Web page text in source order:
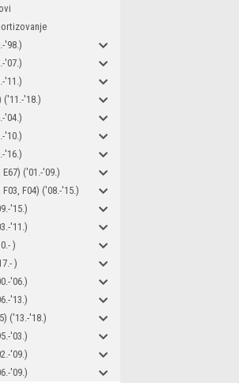
'98.)
'07.)
'11.)
('11.-'18.)
'04.)
'10.)
'16.)
E67) ('01.-'09.)
F03, F04) ('08.-'15.)
'15.)
'11.)
)
)
'06.)
'13.)
('13.-'18.)
'03.)
'09.)
'09.)